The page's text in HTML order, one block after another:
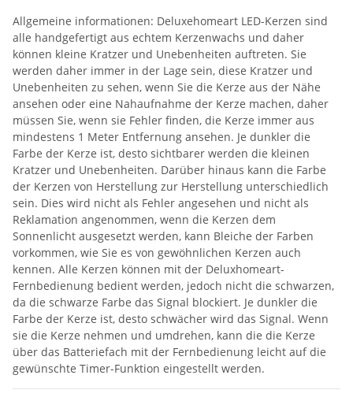
Allgemeine informationen: Deluxehomeart LED-Kerzen sind
alle handgefertigt aus echtem Kerzenwachs und daher
können kleine Kratzer und Unebenheiten auftreten. Sie
werden daher immer in der Lage sein, diese Kratzer und
Unebenheiten zu sehen, wenn Sie die Kerze aus der Nähe
ansehen oder eine Nahaufnahme der Kerze machen, daher
müssen Sie, wenn sie Fehler finden, die Kerze immer aus
mindestens 1 Meter Entfernung ansehen. Je dunkler die
Farbe der Kerze ist, desto sichtbarer werden die kleinen
Kratzer und Unebenheiten. Darüber hinaus kann die Farbe
der Kerzen von Herstellung zur Herstellung unterschiedlich
sein. Dies wird nicht als Fehler angesehen und nicht als
Reklamation angenommen, wenn die Kerzen dem
Sonnenlicht ausgesetzt werden, kann Bleiche der Farben
vorkommen, wie Sie es von gewöhnlichen Kerzen auch
kennen. Alle Kerzen können mit der Deluxhomeart-
Fernbedienung bedient werden, jedoch nicht die schwarzen,
da die schwarze Farbe das Signal blockiert. Je dunkler die
Farbe der Kerze ist, desto schwächer wird das Signal. Wenn
sie die Kerze nehmen und umdrehen, kann die die Kerze
über das Batteriefach mit der Fernbedienung leicht auf die
gewünschte Timer-Funktion eingestellt werden.